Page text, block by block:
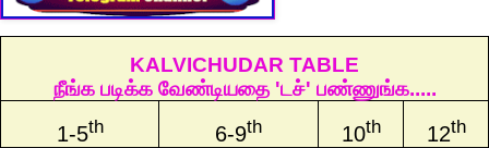
KALVICHUDAR TABLE
நீங்க படிக்க வேண்டியதை 'டச்' பண்ணுங்க.....
1-5th 6-9th 10th 12th